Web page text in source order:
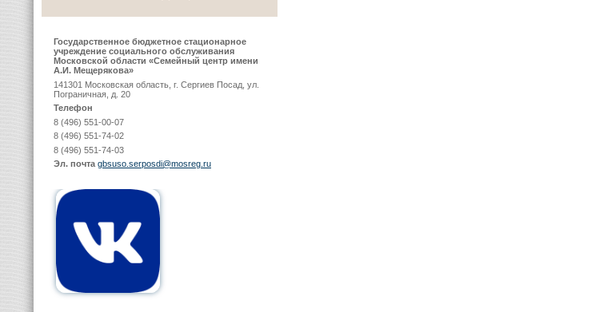
Государственное бюджетное стационарное
учреждение социального обслуживания
Московской области «Семейный центр имени
А.И. Мещерякова»
141301 Московская область, г. Сергиев Посад, ул.
Пограничная, д. 20
Телефон
8 (496) 551-00-07
8 (496) 551-74-02
8 (496) 551-74-03
Эл. почта gbsuso.serposdi@mosreg.ru